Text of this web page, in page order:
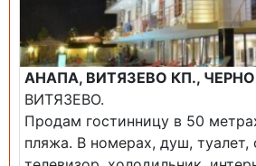
АНАПА, ВИТЯЗЕВО КП.,
ВИТЯЗЕВО.
Продам гостинницу в 50
пляжа. В номерах, душ, туалет,